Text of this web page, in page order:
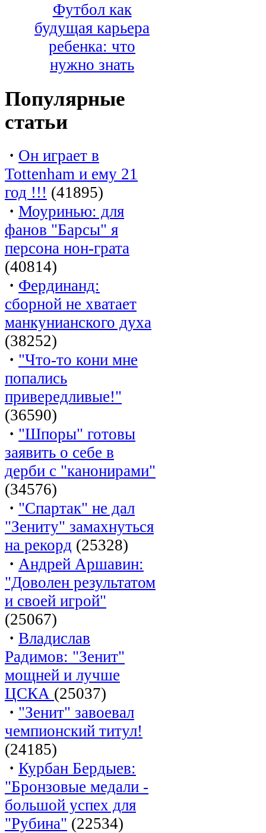
Футбол как
будущая карьера
ребенка: что
нужно знать
Популярные
статьи
· Он играет в
Tottenham и ему 21
год !!! (41895)
· Моуринью: для
фанов "Барсы" я
персона нон-грата
(40814)
· Фердинанд:
сборной не хватает
манкунианского духа
(38252)
· "Что-то кони мне
попались
привередливые!"
(36590)
· "Шпоры" готовы
заявить о себе в
дерби с "канонирами"
(34576)
· "Спартак" не дал
"Зениту" замахнуться
на рекорд (25328)
· Андрей Аршавин:
"Доволен результатом
и своей игрой"
(25067)
· Владислав
Радимов: "Зенит"
мощней и лучше
ЦСКА (25037)
· "Зенит" завоевал
чемпионский титул!
(24185)
· Курбан Бердыев:
"Бронзовые медали -
большой успех для
"Рубина" (22534)